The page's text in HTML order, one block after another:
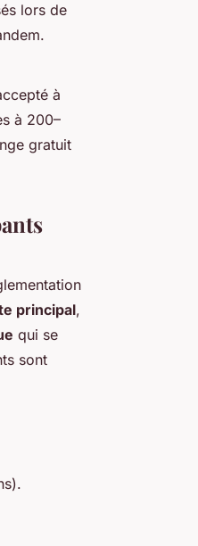
lors de
à
à 200–
gratuit
principal,
qui se
sont